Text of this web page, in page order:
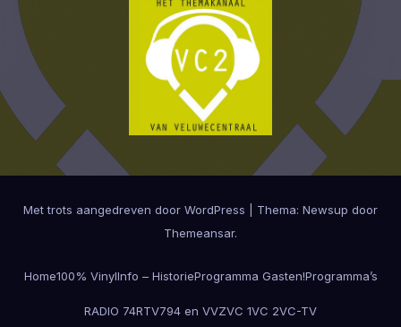
Met trots aangedreven door WordPress Thema: Newsup door
Themeansar.
Home100% VinylInfo – HistorieProgramma Gasten!Programma’s
RADIO 74RTV794 en VVZVC 1VC 2VC-TV